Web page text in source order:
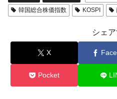
韓国総合株価指数
KOSPI
シェ
X
Pocket